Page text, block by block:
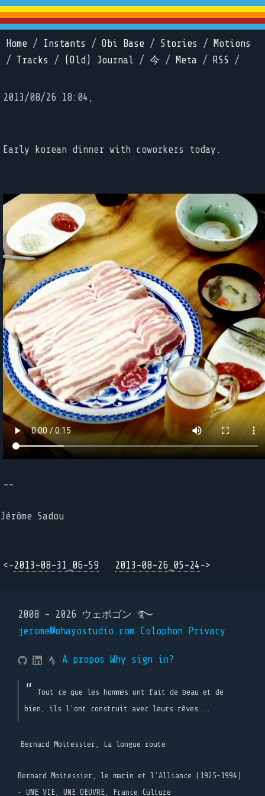
Home / Instants / Obi Base / Stories /
Motions
/ Tracks / (Old) Journal / 今 / Meta / RSS /
2013/08/26 18:04,
Early korean dinner with coworkers today.
--
Jérôme Sadou
<-2013-08-31_06-59 2013-08-26_05-24->
2008 - 2026 ウェボゴン ࿐
jerome@ohayostudio.com Colophon Privacy
A propos Why sign in?
Tout ce que les hommes ont fait de beau et de
bien, ils l'ont construit avec leurs rêves...
Bernard Moitessier, La longue route
Bernard Moitessier, le marin et l’Alliance (1925-1994)
- UNE VIE, UNE OEUVRE, France Culture